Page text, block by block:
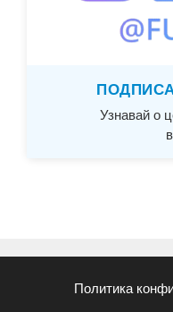
Узнавай о
Политика